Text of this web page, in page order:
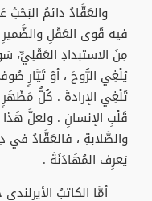
والعَقَّادُ دائمُ البَحْثِ
فيه قُوى العَقْلِ والضَّميرِ
مِنَ الاستبدادِ
يُلْغِي الرُّوحَ ، أوْ تَيَّارٍ
تُلْغِي الإرادةَ . كُلُّ
قَلْبِ الإنسانِ . ولعلَّ
والصَّلابةِ ، فالعَقَّادُ
يَعرِف المُهَادَنَةَ .